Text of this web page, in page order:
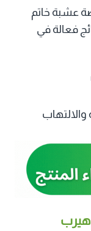
عشبة خاتم
فعالة في